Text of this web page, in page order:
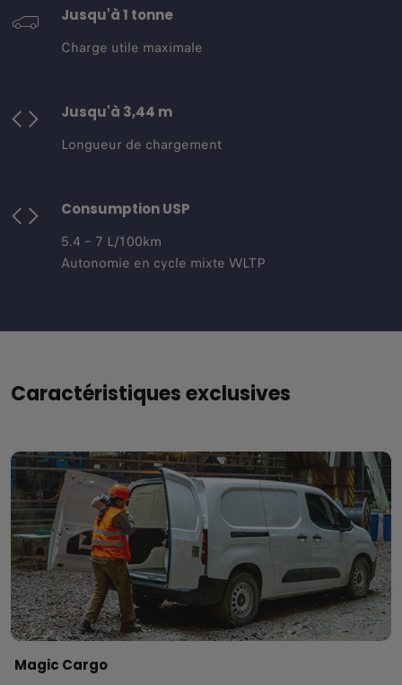
Jusqu'à 1 tonne
Charge utile maximale
Jusqu'à 3,44 m
Longueur de chargement
Consumption USP
5.4 – 7 L/100km
Autonomie en cycle mixte WLTP
Caractéristiques exclusives
Magic Cargo